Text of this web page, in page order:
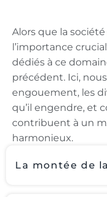
Alors que la
l’importance
dédiés à ce
précédent. Ici,
engouement, les
qu’il engendre, et
contribuent à un
harmonieux.
La montée de